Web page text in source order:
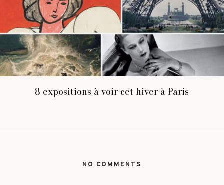
8 expositions à voir cet hiver à Paris
NO COMMENTS